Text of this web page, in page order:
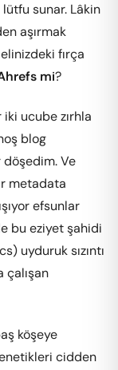
sunar. Lâkin
aşırmak
fırça
mi?
ucube zırhla
blog
Ve
metadata
efsunlar
bu eziyet şahidi
uyduruk sızıntı
çalışan
köşeye
cidden